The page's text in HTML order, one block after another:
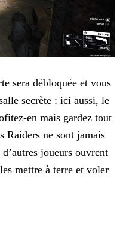
sera débloquée et vous
secrète : ici aussi, le
en mais gardez tout
Raiders ne sont jamais
joueurs ouvrent
mettre à terre et voler